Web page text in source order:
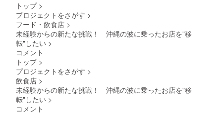
トップ >
プロジェクトをさがす >
フード・飲食店 >
未経験からの新たな挑戦！ 沖縄の波に乗ったお店を"移
転"したい >
コメント
トップ >
プロジェクトをさがす >
飲食店 >
未経験からの新たな挑戦！ 沖縄の波に乗ったお店を"移
転"したい >
コメント